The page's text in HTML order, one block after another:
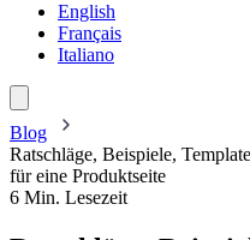
English
Français
Italiano
Blog
Ratschläge, Beispiele,
für eine Produktseite
6 Min. Lesezeit